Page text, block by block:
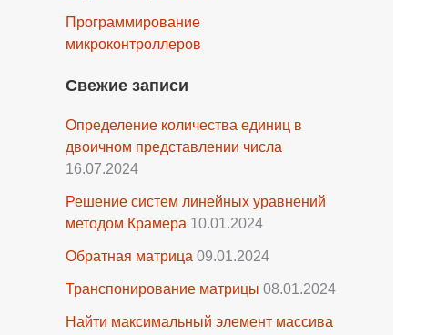
Программирование
микроконтроллеров
Свежие записи
Определение количества единиц в
двоичном представлении числа
16.07.2024
Решение систем линейных уравнений
методом Крамера 10.01.2024
Обратная матрица 09.01.2024
Транспонирование матрицы 08.01.2024
Найти максимальный элемент массива